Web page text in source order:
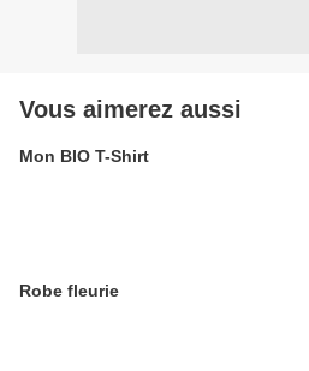
Vous aimerez aussi
Mon BIO T-Shirt
Robe fleurie